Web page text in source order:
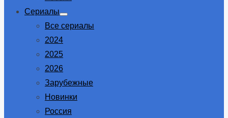
Сериалы
Show
sub
Все сериалы
2024
2025
2026
Зарубежные
Новинки
Россия